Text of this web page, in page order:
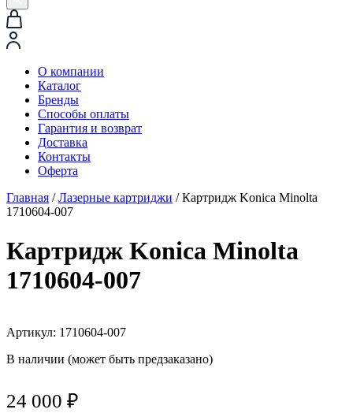
О компании
Каталог
Бренды
Способы оплаты
Гарантия и возврат
Доставка
Контакты
Оферта
Главная /Лазерные картриджи / Картридж Konica Minolta
1710604-007
Картридж Konica Minolta
1710604-007
Артикул: 1710604-007
В наличии (может быть предзаказано)
24 000 ₽